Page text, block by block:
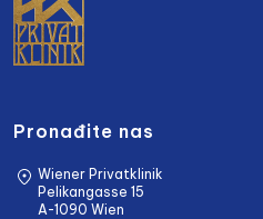
Pronađite nas
Wiener Privatklinik
Pelikangasse 15
A-1090 Wien